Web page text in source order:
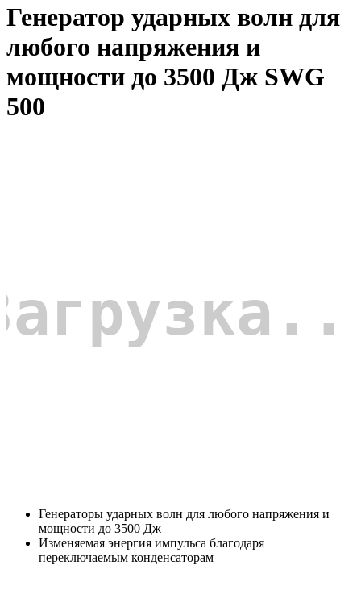
Генератор ударных волн для
любого напряжения и
мощности до 3500 Дж SWG
500
Генераторы ударных волн для любого напряжения и
мощности до 3500 Дж
Изменяемая энергия импульса благодаря
переключаемым конденсаторам